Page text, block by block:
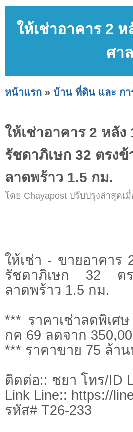
ให้เช่าอาคาร 2
ศา
หน้าแรก » บ้าน ที่ดิน และ กา
ให้เช่าอาคาร 2 หลัง
รัชดาภิเษก 32 ตรง
ลาดพร้าว 1.5 กม.
โดย Chayapost ปรับปรุงล่าสุดเ
ให้เช่า - ขายอาคาร
รัชดาภิเษก 32 ต
ลาดพร้าว 1.5 กม.
*** ราคาเช่าลดพิเศ
กค 69 ลดจาก
*** ราคาขาย 75 ล้า
ติดต่อ:: ชยา โทร/ID
Link Line:: https://
รหัส# T26-233